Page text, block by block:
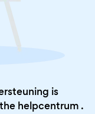
is
helpcentrum .